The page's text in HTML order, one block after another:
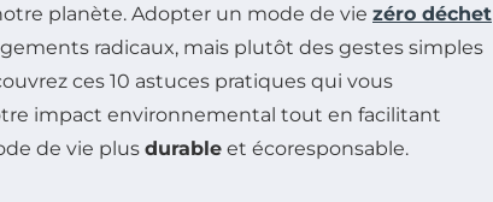
planète. Adopter un mode de vie zéro déchet
radicaux, mais plutôt des gestes simples
ces 10 astuces pratiques qui vous
impact environnemental tout en facilitant
de vie plus durable et écoresponsable.